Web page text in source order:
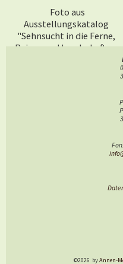
Foto aus
Ausstellungskatalog
"Sehnsucht in die Ferne,
Reisen und Landschaften
©2026 byAnnen-